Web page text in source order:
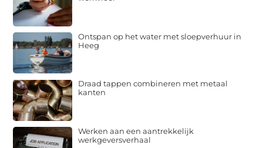
Ontspan op het water met sloepverhuur in
Heeg
Draad tappen combineren met metaal
kanten
Werken aan een aantrekkelijk
werkgeversverhaal